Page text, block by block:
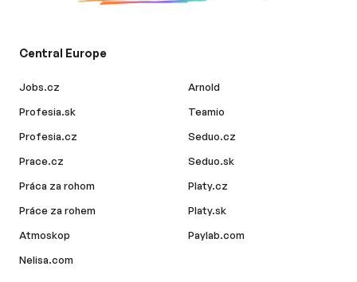
Central Europe
Jobs.cz
Profesia.sk
Profesia.cz
Prace.cz
Práca za rohom
Práce za rohem
Atmoskop
Nelisa.com
Arnold
Teamio
Seduo.cz
Seduo.sk
Platy.cz
Platy.sk
Paylab.com